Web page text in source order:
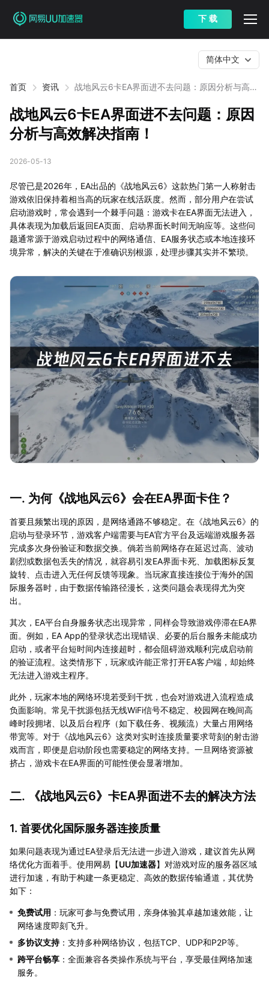
下 载
首页 资讯
战地风云6卡EA界面进不去问题：原因分析与高效
简体中文
战地风云6卡EA界面进不去问题：原因
分析与高效解决指南！
2026-05-13
尽管已是2026年，EA出品的《战地风云6》这款热门第一人称射击
游戏依旧保持着相当高的玩家在线活跃度。然而，部分用户在尝试
启动游戏时，常会遇到一个棘手问题：游戏卡在EA界面无法进入，
具体表现为加载后返回EA页面、启动界面长时间无响应等。这些问
题通常源于游戏启动过程中的网络通信、EA服务状态或本地连接环
境异常，解决的关键在于准确识别根源，处理步骤其实并不繁琐。
一. 为何《战地风云6》会在EA界面卡住？
首要且频繁出现的原因，是网络通路不够稳定。在《战地风云6》的
启动与登录环节，游戏客户端需要与EA官方平台及远端游戏服务器
完成多次身份验证和数据交换。倘若当前网络存在延迟过高、波动
剧烈或数据包丢失的情况，就容易引发EA界面卡死、加载图标反复
旋转、点击进入无任何反馈等现象。当玩家直接连接位于海外的国
际服务器时，由于数据传输路径漫长，这类问题会表现得尤为突
出。
其次，EA平台自身服务状态出现异常，同样会导致游戏停滞在EA界
面。例如，EA App的登录状态出现错误、必要的后台服务未能成功
启动，或者平台短时间内连接超时，都会阻碍游戏顺利完成启动前
的验证流程。这类情形下，玩家或许能正常打开EA客户端，却始终
无法进入游戏主程序。
此外，玩家本地的网络环境若受到干扰，也会对游戏进入流程造成
负面影响。常见干扰源包括无线WiFi信号不稳定、校园网在晚间高
峰时段拥堵、以及后台程序（如下载任务、视频流）大量占用网络
带宽等。对于《战地风云6》这类对实时连接质量要求苛刻的射击游
戏而言，即便是启动阶段也需要稳定的网络支持。一旦网络资源被
挤占，游戏卡在EA界面的可能性便会显著增加。
二. 《战地风云6》卡EA界面进不去的解决方法
1. 首要优化国际服务器连接质量
如果问题表现为通过EA登录后无法进一步进入游戏，建议首先从网
络优化方面着手。使用网易【UU加速器】对游戏对应的服务器区域
进行加速，有助于构建一条更稳定、高效的数据传输通道，其优势
如下：
免费试用 ：玩家可参与免费试用，亲身体验其卓越加速效能，让
网络速度即刻飞升。
多协议支持：支持多种网络协议，包括TCP、UDP和P2P等。
跨平台畅享 ：全面兼容各类操作系统与平台，享受最佳网络加速
服务。